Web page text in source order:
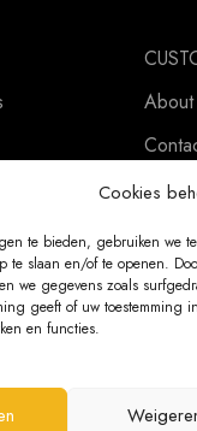
Cookies
te bieden, gebruiken we
te slaan en/of te openen.
we gegevens zoals
geeft of uw toestemming
en functies.
About